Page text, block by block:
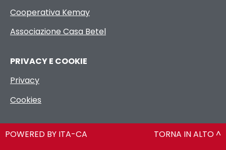
Cooperativa Kemay
Associazione Casa Betel
PRIVACY E COOKIE
Privacy
Cookies
POWERED BY ITA-CA TORNA IN ALTO ^